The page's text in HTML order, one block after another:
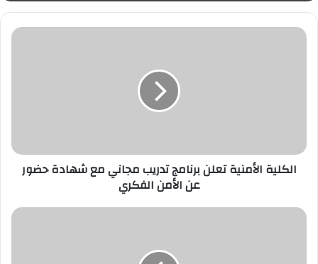
الكلية
حضور
الكلية الأمنية تعلن برنامج تدريب مجاني مع شهادة حضور
عن الأمن الفكري
الكلية